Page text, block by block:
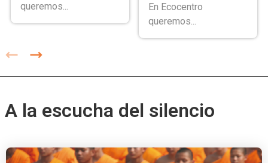
queremos...
En Ecocentro
queremos...
A la escucha del silencio